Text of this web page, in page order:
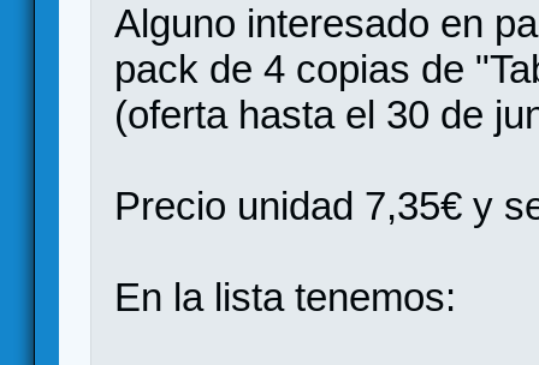
Alguno interesado en
pack de 4 copias de
(oferta hasta el 30 de
Precio unidad 7,35€ y
En la lista tenemos: